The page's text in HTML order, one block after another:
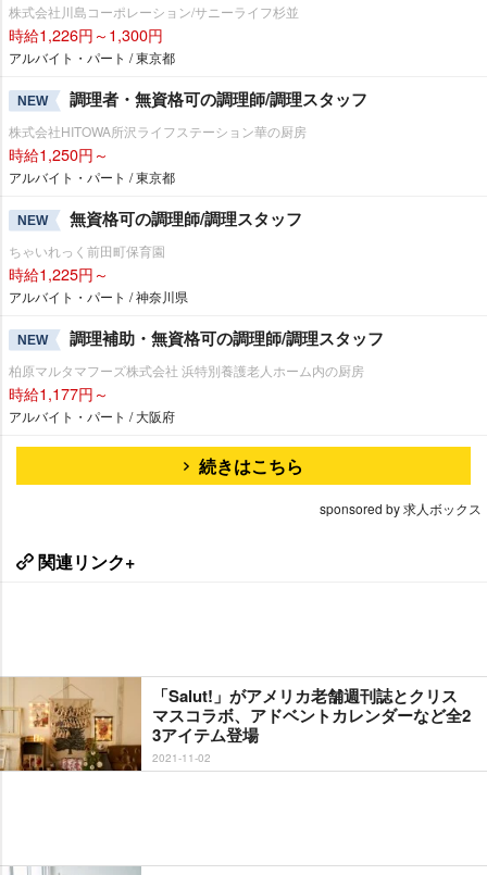
株式会社川島コーポレーション/サニーライフ杉並
時給1,226円～1,300円
アルバイト・パート / 東京都
NEW 調理者・無資格可の調理師/調理スタッフ
株式会社HITOWA所沢ライフステーション華の厨房
時給1,250円～
アルバイト・パート / 東京都
NEW 無資格可の調理師/調理スタッフ
ちゃいれっく前田町保育園
時給1,225円～
アルバイト・パート / 神奈川県
NEW 調理補助・無資格可の調理師/調理スタッフ
柏原マルタマフーズ株式会社 浜特別養護老人ホーム内の厨房
時給1,177円～
アルバイト・パート / 大阪府
続きはこちら
sponsored by 求人ボックス
関連リンク+
「Salut!」がアメリカ老舗週刊誌とクリス
マスコラボ、アドベントカレンダーなど全2
3アイテム登場
2021-11-02